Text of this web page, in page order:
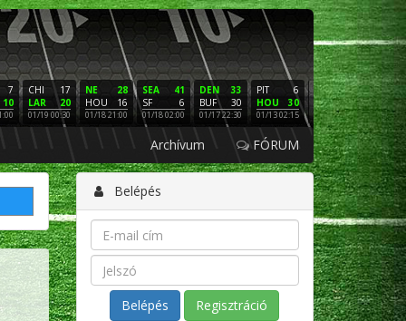
7
10
17
CHI
20
LAR
01/19 00:30
28
NE
16
HOU
01/18 21:00
41
SEA
6
SF
01/18 02:00
33
DEN
30
BUF
01/17 22:30
6
PIT
30
HOU
01/13 02:15
16
NE
3
LAC
01/12 02:00
PHI
SF
01/11
Archívum FÓRUM
Belépés
Regisztráció